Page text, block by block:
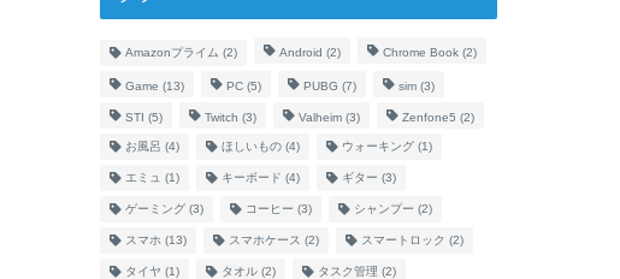
Amazonプライム (2) Android (2) Chrome Book(2)
Game (13) PC(5) PUBG (7) sim(3)
STI (5) Twitch (3) Valheim(3) Zenfone5 (2)
お風呂 (4) ほしいもの(4) ウォーキング(1)
エミュ (1) キーボード (4) ギター (3)
ゲーミング(3) コーヒー (3) シャンプー (2)
スマホ (13) スマホケース (2) スマートロック (2)
タイヤ (1) タオル(2) タスク管理 (2)